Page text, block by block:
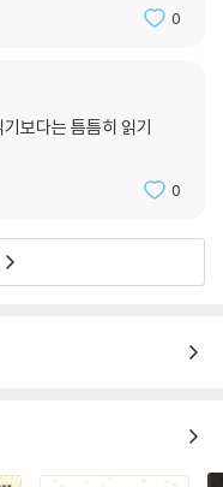
. 모든 것이 급변하는 시대
한다.
고민하는 시간이 아깝다. 내
너지를 바치고 싶다.
것으로 생각한다. 그러나 혁
다.
0
보다는 틈틈히 읽기
0